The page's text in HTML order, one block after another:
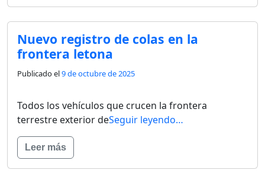
Nuevo registro de colas en la
frontera letona
Publicado el9 de octubre de 2025
Todos los vehículos que crucen la frontera
terrestre exterior deSeguir leyendo…
Leer más